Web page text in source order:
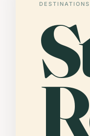
DESTINATIONS